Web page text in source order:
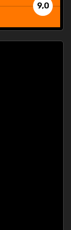
9,0